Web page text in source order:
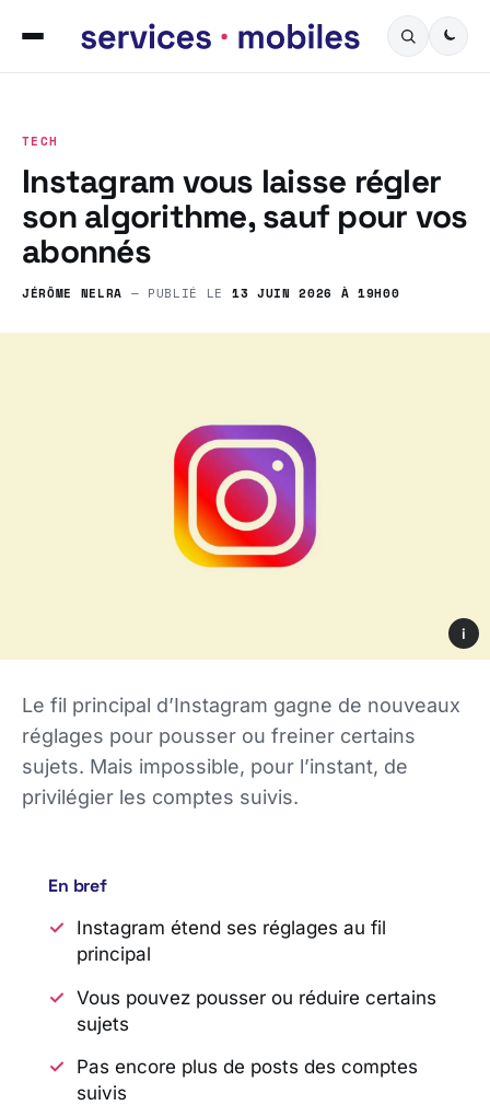
TECH
Instagram vous laisse régler
son algorithme, sauf pour vos
abonnés
JÉRÔME NELRA — PUBLIÉ LE 13 JUIN 2026 À 19H00
i
Le fil principal d’Instagram gagne de nouveaux
réglages pour pousser ou freiner certains
sujets. Mais impossible, pour l’instant, de
privilégier les comptes suivis.
En bref
Instagram étend ses réglages au fil
principal
Vous pouvez pousser ou réduire certains
sujets
Pas encore plus de posts des comptes
suivis